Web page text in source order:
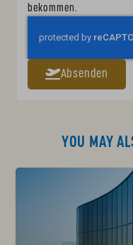
bekommen.
Absenden
YOU MAY